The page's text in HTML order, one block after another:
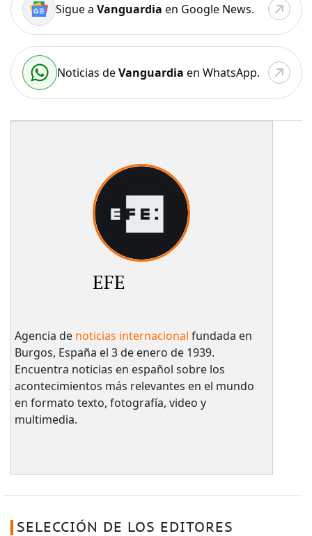
Sigue a Vanguardia en Google News.
Noticias deVanguardia en WhatsApp.
EFE
Agencia de noticias internacional fundada en
Burgos, España el 3 de enero de 1939.
Encuentra noticias en español sobre los
acontecimientos más relevantes en el mundo
en formato texto, fotografía, video y
multimedia.
SELECCIÓN DE LOS EDITORES